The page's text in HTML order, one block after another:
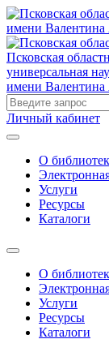
Псковская
универсальная
имени Валентина
Личный кабинет
О
Услуги
Ресурсы
Каталоги
О
Услуги
Ресурсы
Каталоги